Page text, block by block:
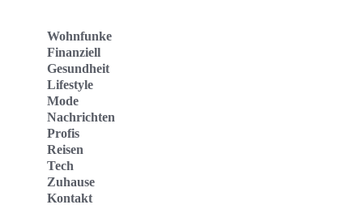
Wohnfunke
Finanziell
Gesundheit
Lifestyle
Mode
Nachrichten
Profis
Reisen
Tech
Zuhause
Kontakt